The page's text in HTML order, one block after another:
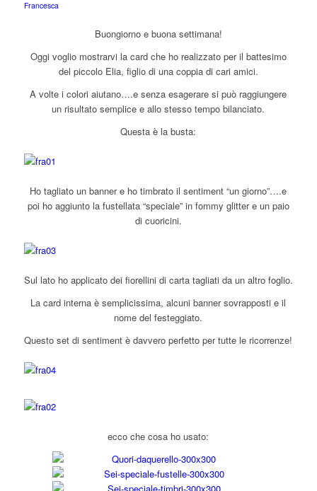
Francesca
Buongiorno e buona settimana!
Oggi voglio mostrarvi la card che ho realizzato per il battesimo
del piccolo Elia, figlio di una coppia di cari amici.
A volte i colori aiutano….e senza esagerare si può raggiungere
un risultato semplice e allo stesso tempo bilanciato.
Questa è la busta:
Ho tagliato un banner e ho timbrato il sentiment “un giorno”….e
poi ho aggiunto la fustellata “speciale” in fommy glitter e un paio
di cuoricini.
Sul lato ho applicato dei fiorellini di carta tagliati da un altro foglio.
La card interna è semplicissima, alcuni banner sovrapposti e il
nome del festeggiato.
Questo set di sentiment è davvero perfetto per tutte le ricorrenze!
ecco che cosa ho usato: